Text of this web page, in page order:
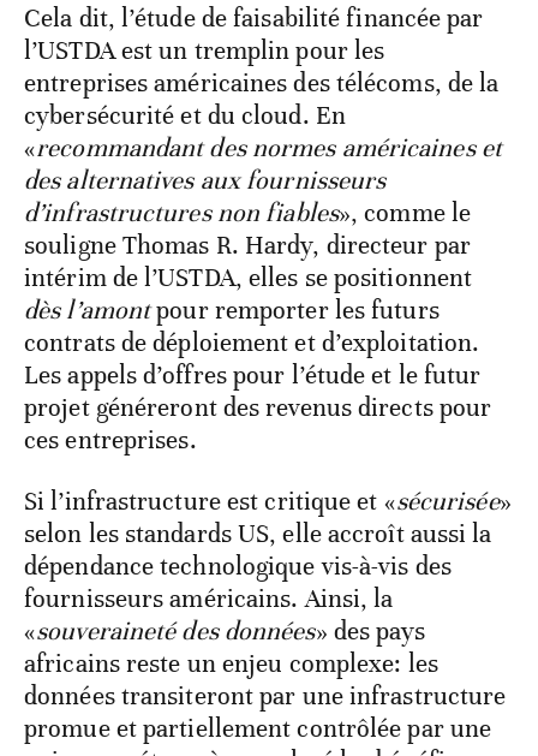
Cela dit, l’étude de faisabilité financée par
l’USTDA est un tremplin pour les
entreprises américaines des télécoms, de la
cybersécurité et du cloud. En
«recommandant des normes américaines et
des alternatives aux fournisseurs
d’infrastructures non fiables», comme le
souligne Thomas R. Hardy, directeur par
intérim de l’USTDA, elles se positionnent
dès l’amontpour remporter les futurs
contrats de déploiement et d’exploitation.
Les appels d’offres pour l’étude et le futur
projet généreront des revenus directs pour
ces entreprises.
Si l’infrastructure est critique et «sécurisée»
selon les standards US, elle accroît aussi la
dépendance technologique vis-à-vis des
fournisseurs américains. Ainsi, la
«souveraineté des données» des pays
africains reste un enjeu complexe: les
données transiteront par une infrastructure
promue et partiellement contrôlée par une